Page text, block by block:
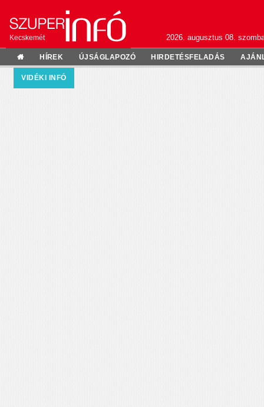
Kecskemét 2026. augusztus 08.
HÍREK ÚJSÁGLAPOZÓ HIRDETÉSFELADÁS
VIDÉKI INFÓ